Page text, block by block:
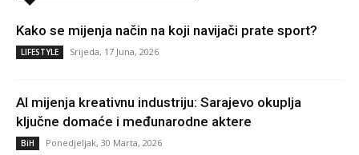
Kako se mijenja način na koji navijači prate sport?
LIFESTYLE Srijeda, 17 Juna, 2026
AI mijenja kreativnu industriju: Sarajevo okuplja
ključne domaće i međunarodne aktere
BiH Ponedjeljak, 30 Marta, 2026